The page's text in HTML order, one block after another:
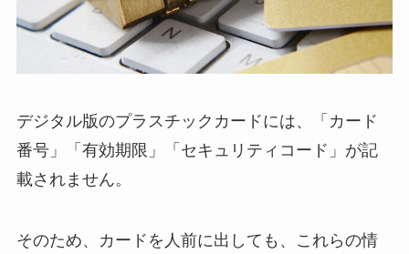
デジタル版のプラスチックカードには、「カード
番号」「有効期限」「セキュリティコード」が記
載されません。
そのため、カードを人前に出しても、これらの情